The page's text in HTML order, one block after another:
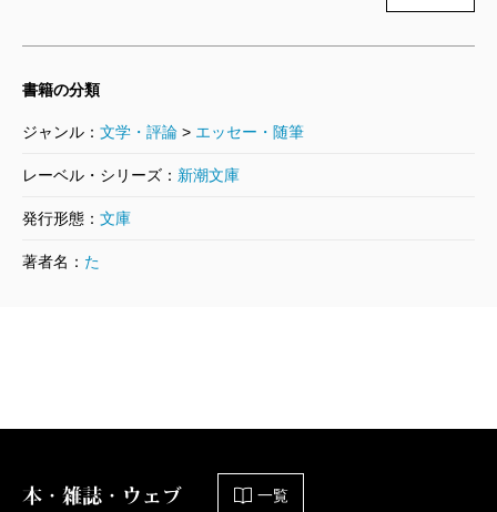
終わり方もいい。表現として振り切っているのだ
が、生身の人間の可笑しみと哀しさが詰まっていて、
一頻り笑った後にしんみり。
要ですよね」という会話をした後だったので、余計参
考になった。どんな表現もエンタメに昇華できるとい
う確信は、役者に力を与えてくれるのだ。
書籍の分類
ジャンル： 文学・評論 > エッセー・随筆
レーベル・シリーズ： 新潮文庫
発行形態： 文庫
著者名： た
本・雑誌・ウェブ 一覧